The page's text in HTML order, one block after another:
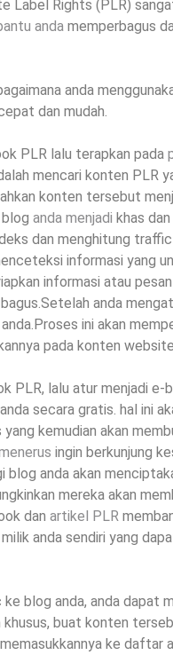
Label Rights (PLR)
anda memperbagus
anda
dan mudah.
PLR lalu terapkan pada
mencari konten PLR
konten tersebut
bloganda menjadi khas
dan menghitung
informasi yang
informasi atau
anda
ini akan
pada konten
PLR, lalu atur menjadi e-
secara gratis. hal ini
kemudian akan
ingin berkunjung
blog anda akan
mereka akan
danartikel PLR
anda sendiri yang
blog anda, anda dapat
khusus, buat konten
ke daftar